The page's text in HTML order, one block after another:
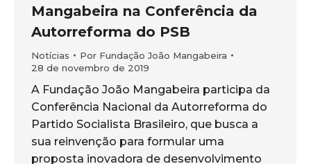
Mangabeira na Conferência da
Autorreforma do PSB
Notícias Por Fundação João Mangabeira
28 de novembro de 2019
A Fundação João Mangabeira participa da
Conferência Nacional da Autorreforma do
Partido Socialista Brasileiro, que busca a
sua reinvenção para formular uma
proposta inovadora de desenvolvimento